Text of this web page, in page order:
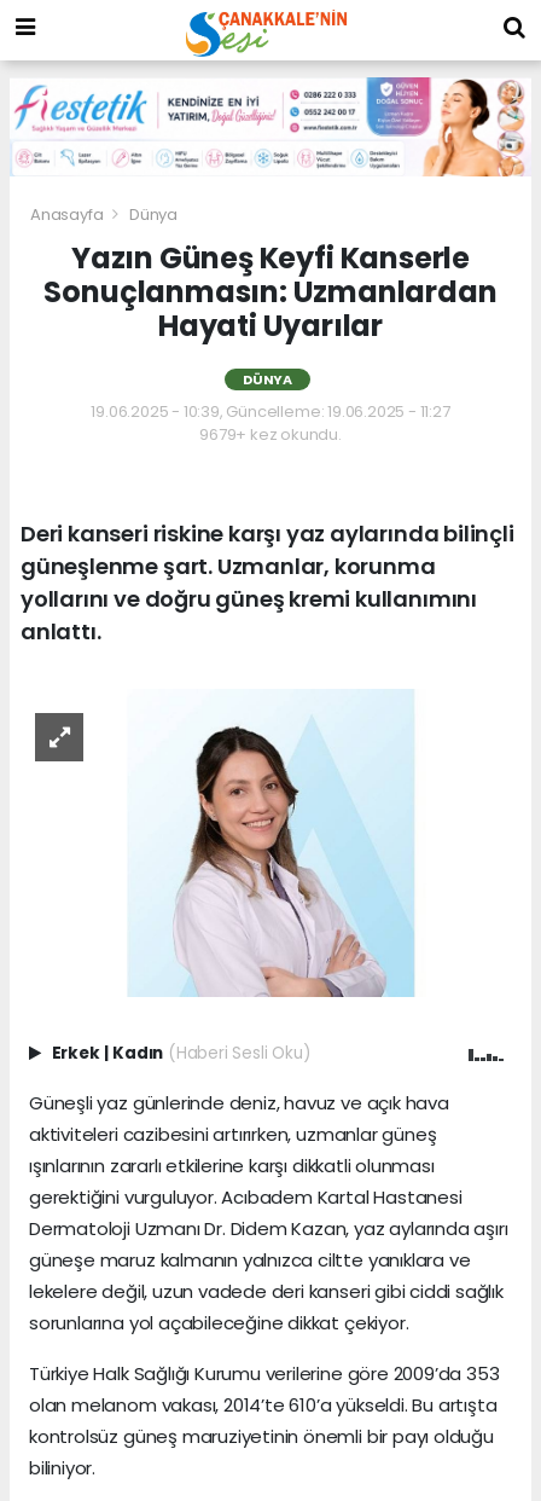
Anasayfa Dünya
Yazın Güneş Keyfi Kanserle
Sonuçlanmasın: Uzmanlardan
Hayati Uyarılar
DÜNYA
19.06.2025 - 10:39, Güncelleme: 19.06.2025 - 11:27
9679+ kez okundu.
Deri kanseri riskine karşı yaz aylarında bilinçli
güneşlenme şart. Uzmanlar, korunma
yollarını ve doğru güneş kremi kullanımını
anlattı.
Erkek | Kadın (Haberi Sesli Oku)
Güneşli yaz günlerinde deniz, havuz ve açık hava
aktiviteleri cazibesini artırırken, uzmanlar güneş
ışınlarının zararlı etkilerine karşı dikkatli olunması
gerektiğini vurguluyor. Acıbadem Kartal Hastanesi
Dermatoloji Uzmanı Dr. Didem Kazan, yaz aylarında aşırı
güneşe maruz kalmanın yalnızca ciltte yanıklara ve
lekelere değil, uzun vadede deri kanseri gibi ciddi sağlık
sorunlarına yol açabileceğine dikkat çekiyor.
Türkiye Halk Sağlığı Kurumu verilerine göre 2009’da 353
olan melanom vakası, 2014’te 610’a yükseldi. Bu artışta
kontrolsüz güneş maruziyetinin önemli bir payı olduğu
biliniyor.